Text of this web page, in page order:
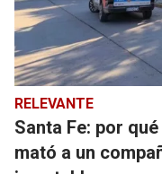
RELEVANTE
Santa Fe: por
mató a un